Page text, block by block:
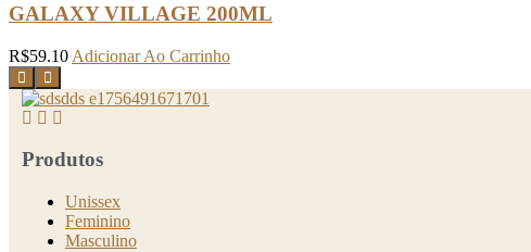
GALAXY VILLAGE 200ML
R$59.10 Adicionar Ao Carrinho
Produtos
Unissex
Feminino
Masculino